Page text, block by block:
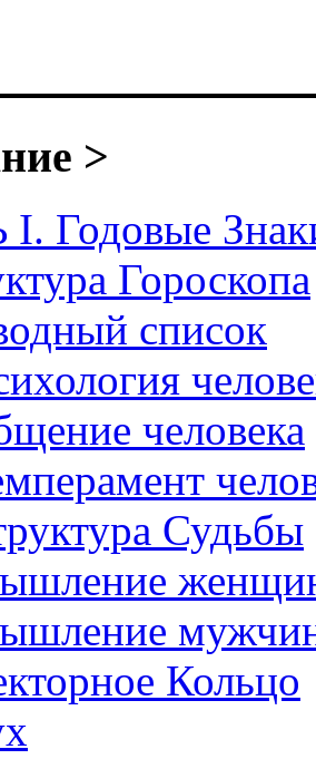
>
Годовые
Гороскопа
список
человека
Судьбы
Кольцо